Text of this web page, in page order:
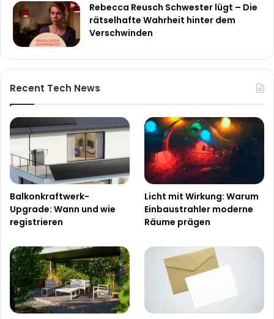
Rebecca Reusch Schwester lügt – Die
rätselhafte Wahrheit hinter dem
Verschwinden
Recent Tech News
Balkonkraftwerk-
Upgrade: Wann und wie
registrieren
Licht mit Wirkung: Warum
Einbaustrahler moderne
Räume prägen